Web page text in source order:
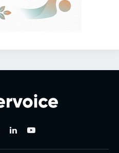
LinkedinYoutube